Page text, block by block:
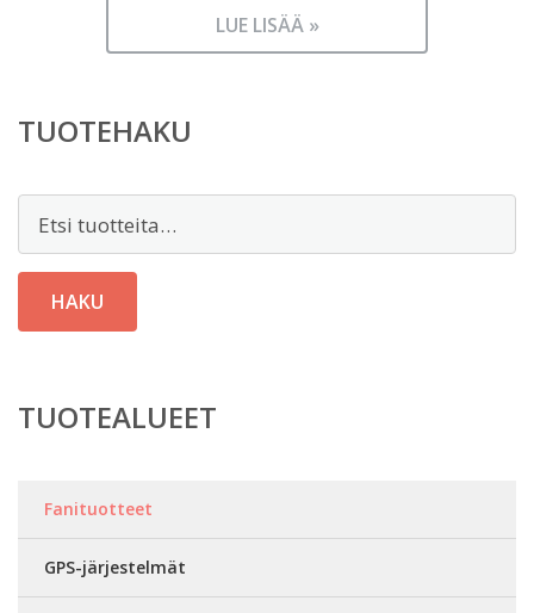
LUE LISÄÄ »
TUOTEHAKU
HAKU
TUOTEALUEET
Fanituotteet
GPS-järjestelmät